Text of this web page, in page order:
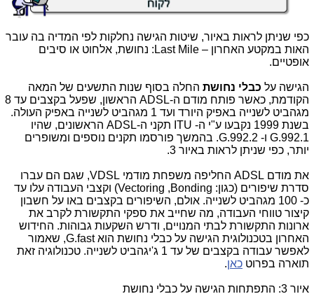
כפי שניתן לראות באיור, שיטות הגישה נחלקות לפי המדיה בה עובר
האות במקטע האחרון – Last Mile : נחושת, אלחוט או סיבים
אופטיים.
הגישה על כבלי נחושת החלה בסוף שנות התשעים של המאה
הקודמת, כאשר פותח מודם ה-ADSL
הראשון, שפעל בקצבים עד 8
מגהביט לשנייה באפיק היורד ועד 1 מגהביט לשנייה באפיק העולה.
בשנת 1999 נקבעו ע"י ה-
ITU תקני ה-ADSL הראשונים, שהיו
G.992.1 ו- G.992.2. בהמשך פורסמו תקנים נוספים ומשופרים
יותר, כפי שניתן לראות באיור 3.
את מודם ADSL החליפה משפחת מודמי VDSL, שגם הם עברו
סדרת שיפורים (כגון: Bonding
,
Vectoring) וקצבי העבודה עלו עד
כ- 100 מגהביט לשנייה. אולם, השיפורים בקצבים באו על חשבון
קיצור טווחי העבודה, מה שחייב את ספקי התקשורת לקרב את
ארונות התקשורת לבתי המנויים, ודרש השקעות גבוהות. החידוש
האחרון בטכנולוגית הגישה על כבלי נחושת הואG.fast, שאמור
לאפשר עבודה בקצבים של עד 1 ג'יגהביט לשנייה. טכנולוגיה זאת
תוארה בפרוט כאן.
איור 3: התפתחות הגישה על כבלי נחושת